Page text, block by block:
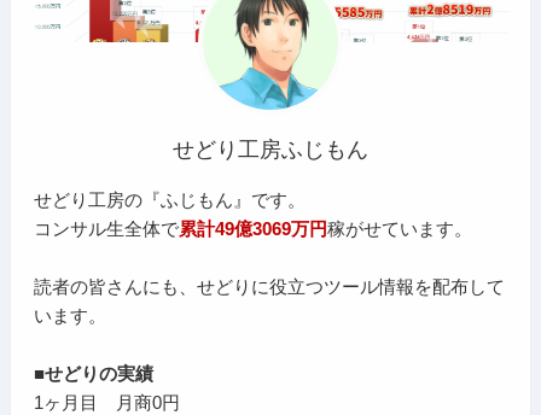
せどり工房ふじもん
せどり工房の『ふじもん』です。
コンサル生全体で累計49億3069万円稼がせています。
読者の皆さんにも、せどりに役立つツール情報を配布して
います。
■せどりの実績
1ヶ月目 月商0円